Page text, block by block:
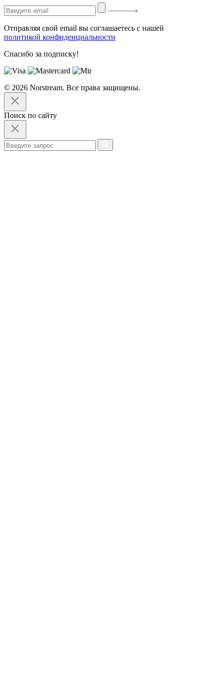
Отправляя свой email вы соглашаетесь с нашей
политикой конфиденциальности
Спасибо за подписку!
© 2026 Norstream. Все права защищены.
Поиск по сайту